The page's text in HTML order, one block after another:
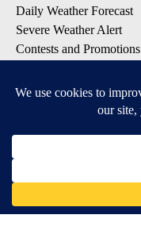
Daily Weather Forecast
Severe Weather Alert
Contests and Promotions